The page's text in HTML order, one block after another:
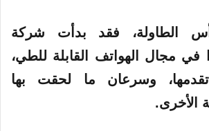
الطاولة، فقد بدأت شركة
مجال الهواتف القابلة للطي،
وسرعان ما لحقت بها
الأخرى.